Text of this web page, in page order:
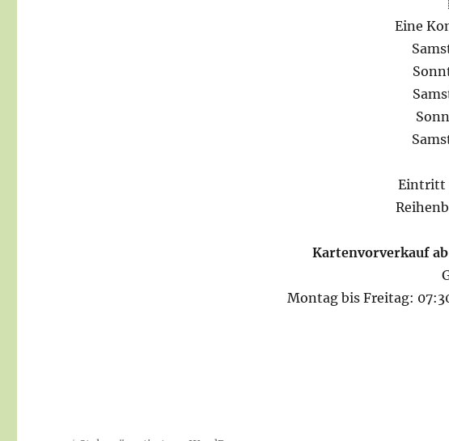
Eine
Eintritt
Kartenvorverkauf
Montag bis Freitag: